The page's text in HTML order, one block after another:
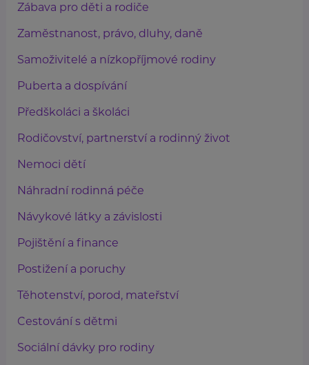
Zábava pro děti a rodiče
Zaměstnanost, právo, dluhy, daně
Samoživitelé a nízkopříjmové rodiny
Puberta a dospívání
Předškoláci a školáci
Rodičovství, partnerství a rodinný život
Nemoci dětí
Náhradní rodinná péče
Návykové látky a závislosti
Pojištění a finance
Postižení a poruchy
Těhotenství, porod, mateřství
Cestování s dětmi
Sociální dávky pro rodiny